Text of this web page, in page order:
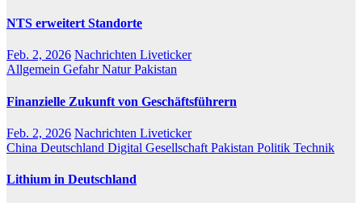
NTS erweitert Standorte
Feb. 2, 2026 Nachrichten Liveticker
Allgemein GefahrNaturPakistan
Finanzielle Zukunft von Geschäftsführern
Feb. 2, 2026 Nachrichten Liveticker
China Deutschland Digital Gesellschaft Pakistan Politik Technik
Lithium in Deutschland